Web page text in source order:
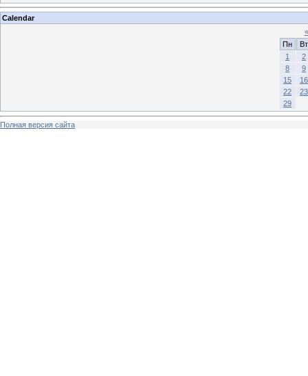
Calendar
«
Пн
Вт
1
2
8
9
15
16
22
23
29
Полная версия сайта